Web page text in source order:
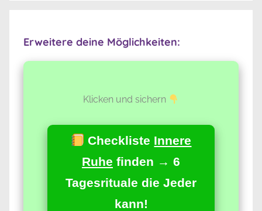
Erweitere deine Möglichkeiten:
Klicken und sichern
Checkliste Innere
Ruhe finden → 6
Tagesrituale die Jeder
kann!